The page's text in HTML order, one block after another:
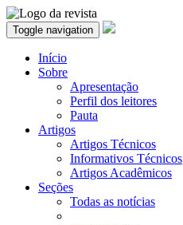
Toggle navigation
Início
Sobre
Apresentação
Perfil dos leitores
Pauta
Artigos
Artigos Técnicos
Informativos Técnicos
Artigos Acadêmicos
Seções
Todas as notícias